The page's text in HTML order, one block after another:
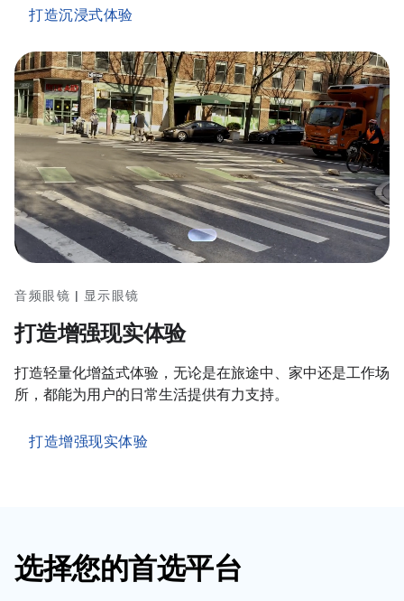
打造沉浸式体验
音频眼镜 | 显示眼镜
打造增强现实体验
打造轻量化增益式体验，无论是在旅途中、家中还是工作场
所，都能为用户的日常生活提供有力支持。
打造增强现实体验
选择您的首选平台